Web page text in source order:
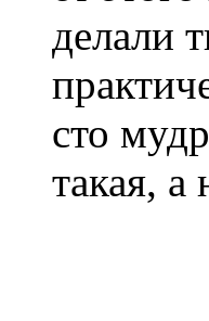
делали
сто
такая, а